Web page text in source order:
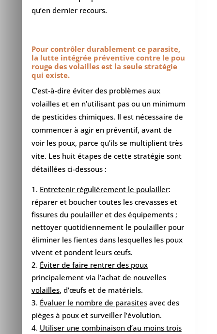
qu’en dernier recours.
Pour contrôler durablement ce parasite,
la lutte intégrée préventive contre le pou
rouge des volailles est la seule stratégie
qui existe.
C’est-à-dire éviter des problèmes aux
volailles et en n’utilisant pas ou un minimum
de pesticides chimiques. Il est nécessaire de
commencer à agir en préventif, avant de
voir les poux, parce qu’ils se multiplient très
vite. Les huit étapes de cette stratégie sont
détaillées ci-dessous :
Entretenir régulièrement le poulailler:
réparer et boucher toutes les crevasses et
fissures du poulailler et des équipements ;
nettoyer quotidiennement le poulailler pour
éliminer les fientes dans lesquelles les poux
vivent et pondent leurs œufs.
Éviter de faire rentrer des poux
principalement via l’achat de nouvelles
volailles, d’œufs et de matériels.
Évaluer le nombre de parasitesavec des
pièges à poux et surveiller l’évolution.
Utiliser une combinaison d’au moins trois